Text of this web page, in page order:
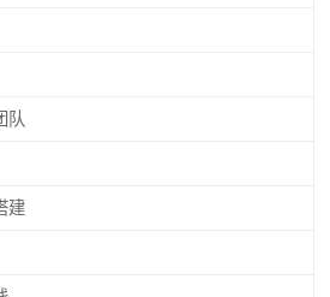
队
建